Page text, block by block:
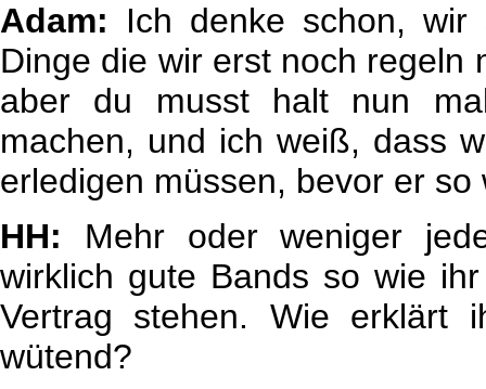
Adam: Ich denke schon,
Dinge die wir erst noch regeln
aber du musst halt nun
machen, und ich weiß, dass
erledigen müssen, bevor er so
HH: Mehr oder weniger
wirklich gute Bands so wie
Vertrag stehen. Wie erklärt
wütend?